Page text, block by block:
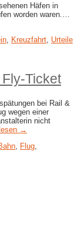
Häfen in
worden waren.…
, Kreuzfahrt, Urteile
​Ticket
bei Rail &
wegen einer
nicht
→
Flug